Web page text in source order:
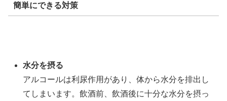
簡単にできる対策
水分を摂る
アルコールは利尿作用があり、体から水分を排出し
てしまいます。飲酒前、飲酒後に十分な水分を摂っ